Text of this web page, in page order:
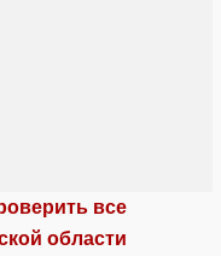
все
области